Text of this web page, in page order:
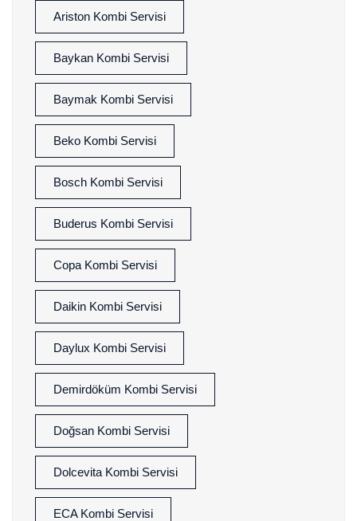
Ariston Kombi Servisi
Baykan Kombi Servisi
Baymak Kombi Servisi
Beko Kombi Servisi
Bosch Kombi Servisi
Buderus Kombi Servisi
Copa Kombi Servisi
Daikin Kombi Servisi
Daylux Kombi Servisi
Demirdöküm Kombi Servisi
Doğsan Kombi Servisi
Dolcevita Kombi Servisi
ECA Kombi Servisi